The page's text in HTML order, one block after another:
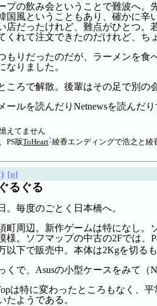
プの飲み会ということで難波へ。
国風ということもあり、確かに辛
店だったけれど、難点がひとつ
くれて注文できたのだけれど、ち
もりだったのだが、ラーメンを食
なりました。
ころで解散。後輩はその足で別の
ールを読んだりNetnewsを読んだ
えてません
PS版ToHeart*綾香エンディングで浩之と
[n]
るぐる
。毎度のごとく日本橋へ。
町周辺。新作ゲームは特になし。
様。ソフマップの中古の2Fでは、
以下で販売中。本体は2Kgを切る
くで、Asusの小型ケースをみて（
は特に変わったところもなく、
たようである。